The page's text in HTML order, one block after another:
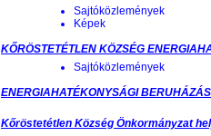
Sajtóközlemények
Képek
KŐRÖSTETÉTLEN KÖZSÉG
Sajtóközlemények
ENERGIAHATÉKONYSÁGI
Kőröstetétlen Község Önkormányzat